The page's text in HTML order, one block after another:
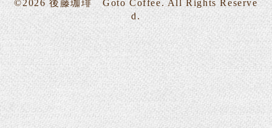
©2026 後藤珈琲 Goto Coffee. All Rights Reserve
d.